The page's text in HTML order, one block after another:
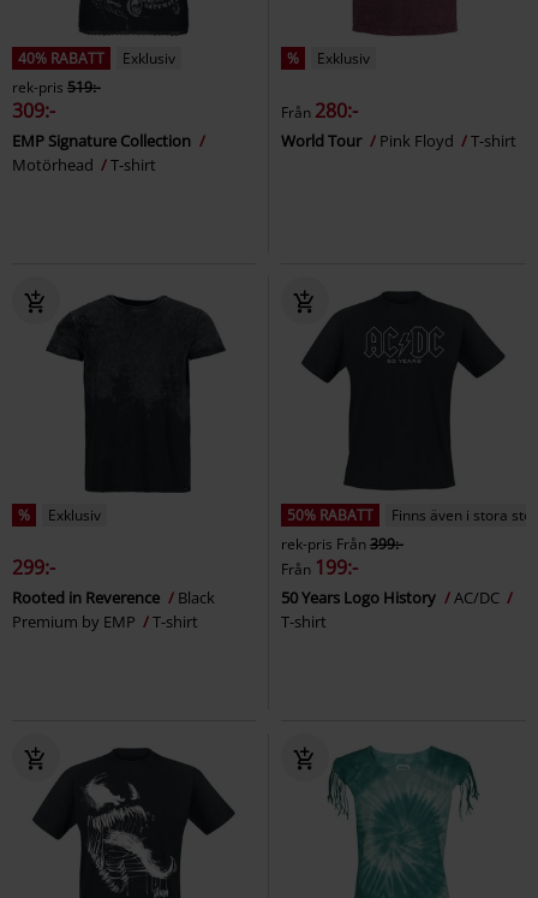
40% RABATT
Exklusiv
rek-pris 519:-
309:-
EMP Signature Collection
Motörhead
T-shirt
% Exklusiv
Från 280:-
World Tour Pink Floyd T-shirt
% Exklusiv
299:-
Rooted in Reverence
Black
Premium by EMP
T-shirt
50% RABATT
Finns även i stora
rek-pris Från399:-
Från 199:-
50 Years Logo History
AC/DC
T-shirt